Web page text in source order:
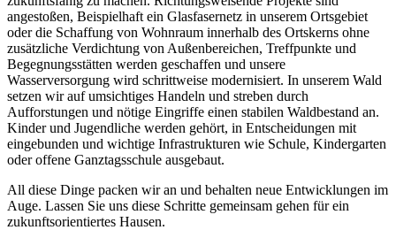
angestoßen, Beispielhaft ein Glasfasernetz in unserem Ortsgebiet
oder die Schaffung von Wohnraum innerhalb des Ortskerns ohne
zusätzliche Verdichtung von Außenbereichen, Treffpunkte und
Begegnungsstätten werden geschaffen und unsere
Wasserversorgung wird schrittweise modernisiert. In unserem Wald
setzen wir auf umsichtiges Handeln und streben durch
Aufforstungen und nötige Eingriffe einen stabilen Waldbestand an.
Kinder und Jugendliche werden gehört, in Entscheidungen mit
eingebunden und wichtige Infrastrukturen wie Schule, Kindergarten
oder offene Ganztagsschule ausgebaut.
All diese Dinge packen wir an und behalten neue Entwicklungen im
Auge. Lassen Sie uns diese Schritte gemeinsam gehen für ein
zukunftsorientiertes Hausen.